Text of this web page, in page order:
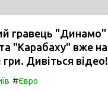
гравець "Динамо"
"Карабаху" вже на
гри. Дивіться відео!
#Євро